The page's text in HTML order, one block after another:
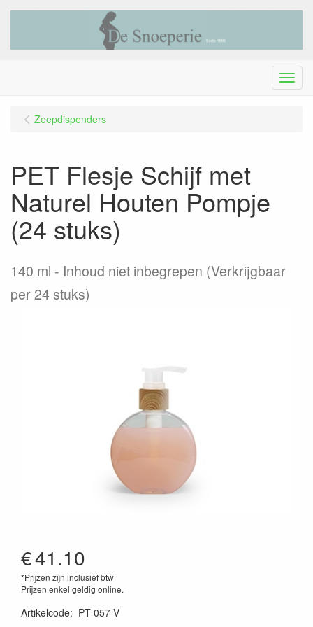
Menu
Zeepdispenders
PET Flesje Schijf met
Naturel Houten Pompje
(24 stuks)
140 ml - Inhoud niet inbegrepen (Verkrijgbaar
per 24 stuks)
€41.10
*Prijzen zijn inclusief btw
Prijzen enkel geldig online.
Artikelcode: PT-057-V